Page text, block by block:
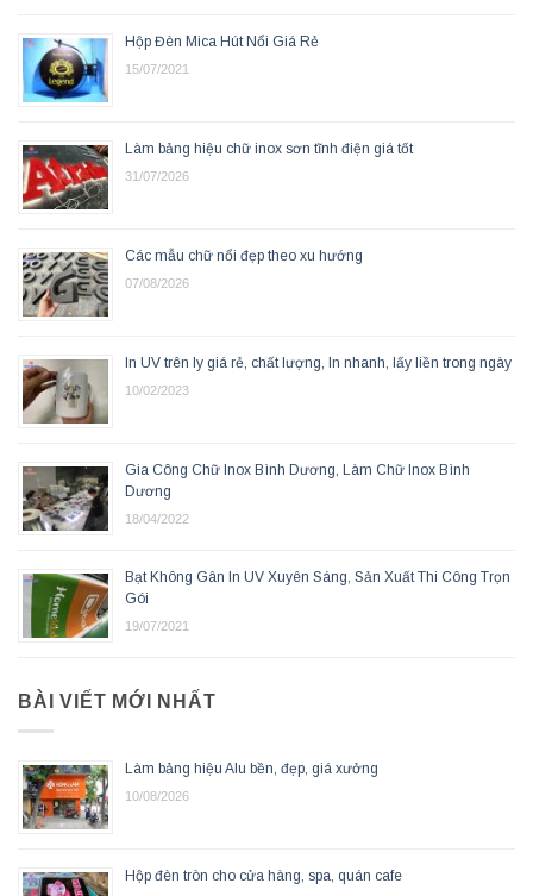
Hộp Đèn Mica Hút Nổi Giá Rẻ
15/07/2021
Làm bảng hiệu chữ inox sơn tĩnh điện giá tốt
31/07/2026
Các mẫu chữ nổi đẹp theo xu hướng
07/08/2026
In UV trên ly giá rẻ, chất lượng, In nhanh, lấy liền trong ngày
10/02/2023
Gia Công Chữ Inox Bình Dương, Làm Chữ Inox Bình
Dương
18/04/2022
Bạt Không Gân In UV Xuyên Sáng, Sản Xuất Thi Công Trọn
Gói
19/07/2021
BÀI VIẾT MỚI NHẤT
Làm bảng hiệu Alu bền, đẹp, giá xưởng
10/08/2026
Hộp đèn tròn cho cửa hàng, spa, quán cafe